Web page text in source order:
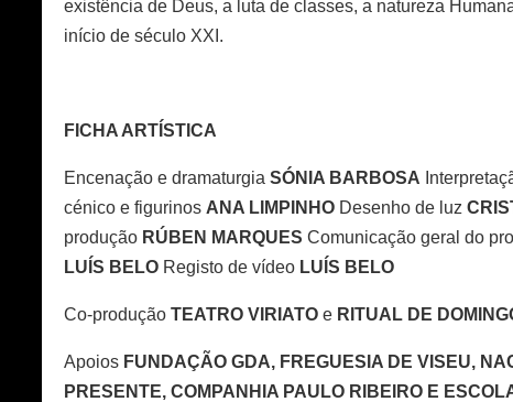
existência de Deus, a luta de classes, a natureza
início de século XXI.
FICHA ARTÍSTICA
Encenação e dramaturgia SÓNIA BARBOSA
cénico e figurinos ANA LIMPINHO Desenho de luz
produção RÚBEN MARQUES Comunicação geral do
LUÍS BELO Registo de vídeo LUÍS BELO
Co-produção TEATRO VIRIATO e RITUAL DE
Apoios FUNDAÇÃO GDA, FREGUESIA DE VISEU,
PRESENTE, COMPANHIA PAULO RIBEIRO E